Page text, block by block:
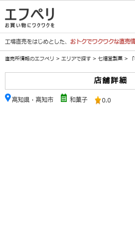
工場直売をはじめとした、 おトクでワクワクな直売
直売所情報のエフペリ > エリアで探す > 七福堂製菓 >
店舗詳細
高知県・高知市 和菓子 0.0